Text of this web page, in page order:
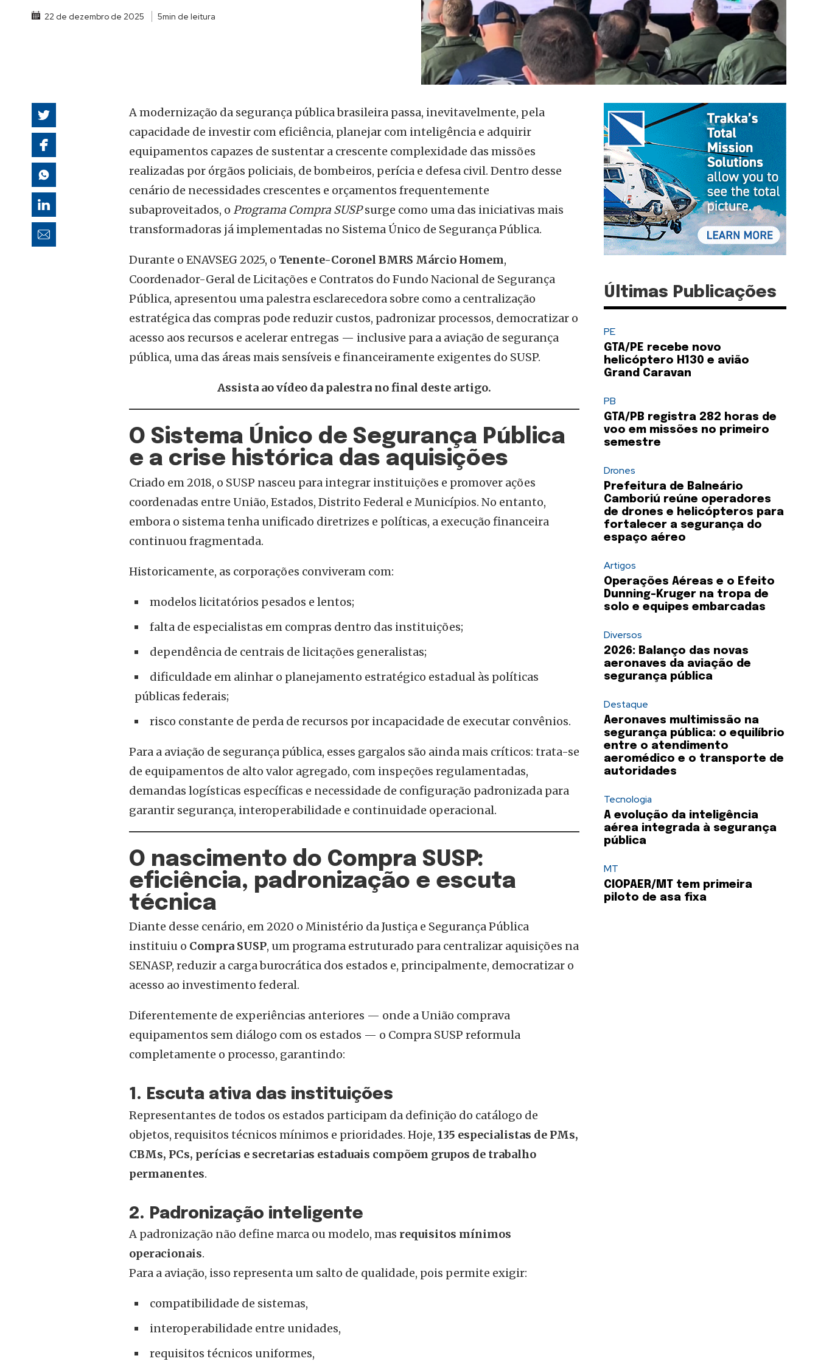
22 de dezembro de 2025 5min de leitura
A modernização da segurança pública brasileira passa, inevitavelmente, pela
capacidade de investir com eficiência, planejar com inteligência e adquirir
equipamentos capazes de sustentar a crescente complexidade das missões
realizadas por órgãos policiais, de bombeiros, perícia e defesa civil. Dentro desse
cenário de necessidades crescentes e orçamentos frequentemente
subaproveitados, o Programa Compra SUSPsurge como uma das iniciativas mais
transformadoras já implementadas no Sistema Único de Segurança Pública.
Durante o ENAVSEG 2025, o Tenente-Coronel BMRS Márcio Homem,
Coordenador-Geral de Licitações e Contratos do Fundo Nacional de Segurança
Pública, apresentou uma palestra esclarecedora sobre como a centralização
estratégica das compras pode reduzir custos, padronizar processos, democratizar o
acesso aos recursos e acelerar entregas — inclusive para a aviação de segurança
pública, uma das áreas mais sensíveis e financeiramente exigentes do SUSP.
Assista ao vídeo da palestra no final deste artigo.
O Sistema Único de Segurança Pública
e a crise histórica das aquisições
Criado em 2018, o SUSP nasceu para integrar instituições e promover ações
coordenadas entre União, Estados, Distrito Federal e Municípios. No entanto,
embora o sistema tenha unificado diretrizes e políticas, a execução financeira
continuou fragmentada.
Historicamente, as corporações conviveram com:
modelos licitatórios pesados e lentos;
falta de especialistas em compras dentro das instituições;
dependência de centrais de licitações generalistas;
dificuldade em alinhar o planejamento estratégico estadual às políticas
públicas federais;
risco constante de perda de recursos por incapacidade de executar convênios.
Para a aviação de segurança pública, esses gargalos são ainda mais críticos: trata-se
de equipamentos de alto valor agregado, com inspeções regulamentadas,
demandas logísticas específicas e necessidade de configuração padronizada para
garantir segurança, interoperabilidade e continuidade operacional.
O nascimento do Compra SUSP:
eficiência, padronização e escuta
técnica
Diante desse cenário, em 2020 o Ministério da Justiça e Segurança Pública
instituiu o Compra SUSP, um programa estruturado para centralizar aquisições na
SENASP, reduzir a carga burocrática dos estados e, principalmente, democratizar o
acesso ao investimento federal.
Diferentemente de experiências anteriores — onde a União comprava
equipamentos sem diálogo com os estados — o Compra SUSP reformula
completamente o processo, garantindo:
1. Escuta ativa das instituições
Representantes de todos os estados participam da definição do catálogo de
objetos, requisitos técnicos mínimos e prioridades. Hoje, 135 especialistas de PMs,
CBMs, PCs, perícias e secretarias estaduais compõem grupos de trabalho
permanentes.
2. Padronização inteligente
A padronização não define marca ou modelo, mas requisitos mínimos
operacionais.
Para a aviação, isso representa um salto de qualidade, pois permite exigir:
compatibilidade de sistemas,
interoperabilidade entre unidades,
requisitos técnicos uniformes,
Últimas Publicações
PE
GTA/PE recebe novo
helicóptero H130 e avião
Grand Caravan
PB
GTA/PB registra 282 horas de
voo em missões no primeiro
semestre
Drones
Prefeitura de Balneário
Camboriú reúne operadores
de drones e helicópteros para
fortalecer a segurança do
espaço aéreo
Artigos
Operações Aéreas e o Efeito
Dunning-Kruger na tropa de
solo e equipes embarcadas
Diversos
2026: Balanço das novas
aeronaves da aviação de
segurança pública
Destaque
Aeronaves multimissão na
segurança pública: o equilíbrio
entre o atendimento
aeromédico e o transporte de
autoridades
Tecnologia
A evolução da inteligência
aérea integrada à segurança
pública
MT
CIOPAER/MT tem primeira
piloto de asa fixa